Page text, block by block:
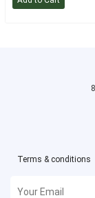
Terms & conditions